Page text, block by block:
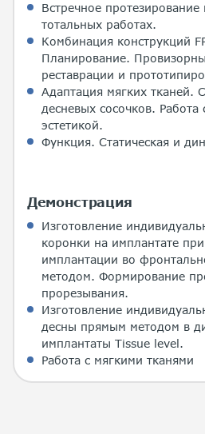
Встречное
тотальных работах.
Комбинация конструкций
Планирование.
реставрации и
Адаптация мягких тканей.
десневых сосочков.
эстетикой.
Функция. Статическая и
Демонстрация
Изготовление
коронки на имплантате
имплантации во
методом. Формирование
прорезывания.
Изготовление
десны прямым методом в
имплантаты Тissue level.
Работа с мягкими тканями